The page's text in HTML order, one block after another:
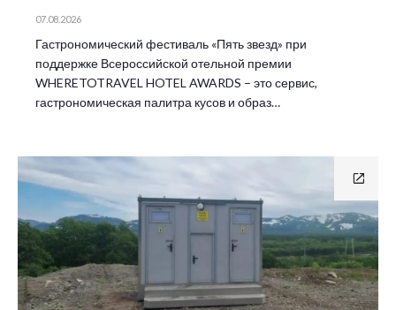
07.08.2026
Гастрономический фестиваль «Пять звезд» при
поддержке Всероссийской отельной премии
WHERETOTRAVEL HOTEL AWARDS – это сервис,
гастрономическая палитра кусов и образ…